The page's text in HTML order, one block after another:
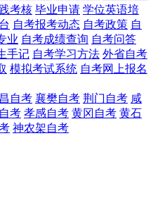
考核 毕业申请 学位英语培
自考报考动态 自考政策 自
业 自考成绩查询 自考问答
手记 自考学习方法 外省自考
模拟考试系统 自考网上报名
自考 襄樊自考 荆门自考 咸
考 孝感自考 黄冈自考 黄石
神农架自考